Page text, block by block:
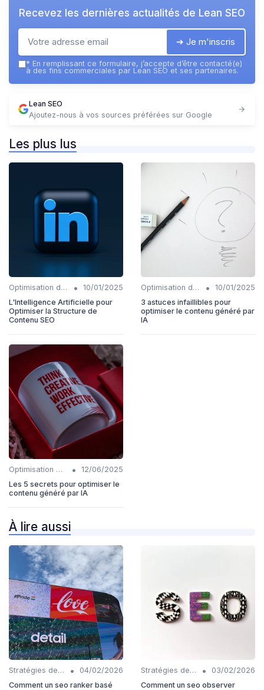
Recevez les dernières actualités de Lean SEO
➔ Je m'inscris
* En remplissant ce formulaire, j’accepte d’être contacté(e)
à des fins commerciales par Lean SEO et ses partenaires.
Lean SEO
Ajoutez-nous à vos sources préférées sur Google
Les plus lus
Optimisation du contenu généré par IA •
10/01/2025
L'Intelligence Artificielle pour
Optimiser la Structure de
Contenu SEO
Optimisation du contenu généré par IA •
10/01/2025
3 astuces infaillibles pour
optimiser le contenu généré par
IA
Optimisation du contenu généré par IA •
12/06/2025
Les 5 secrets pour optimiser le
contenu généré par IA
À lire aussi
Stratégies de contenu basées sur l'IA •
04/02/2026
Comment un seo ranker basé
Stratégies de contenu basées sur l'IA •
03/02/2026
Comment un seo observer